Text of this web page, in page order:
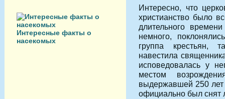
Интересные факты о
насекомых
Интересно, что
христианство было
длительного
немного,
группа крестьян,
навестила
исповедовалась у
местом
выдержавшей 250 лет
официально был снят